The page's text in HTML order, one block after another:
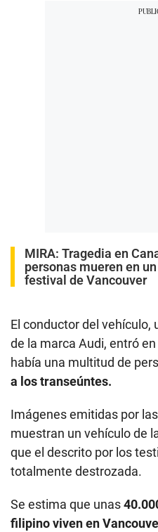
MIRA: Tragedia en
personas mueren en
festival de Vancouver
El conductor del vehículo,
de la marca Audi, entró
había una multitud de
a los transeúntes.
Imágenes emitidas por
muestran un vehículo de
que el descrito por los
totalmente destrozada.
Se estima que unas
filipino viven en